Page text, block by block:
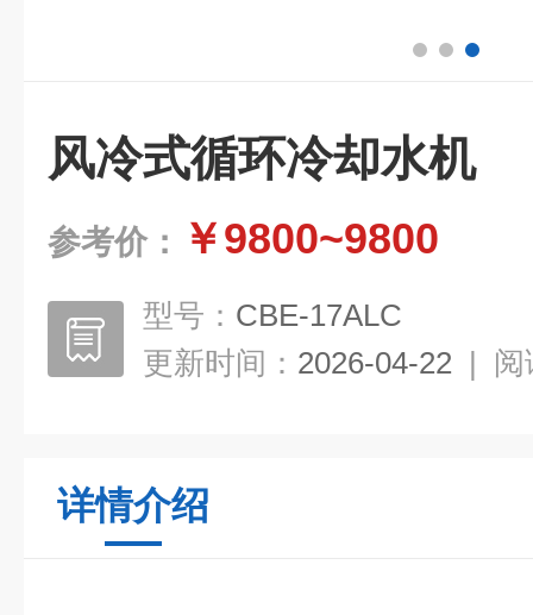
风冷式循环冷却水机
参考价： ￥9800~9800
型号： CBE-17ALC
更新时间： 2026-04-22 | 阅
详情介绍